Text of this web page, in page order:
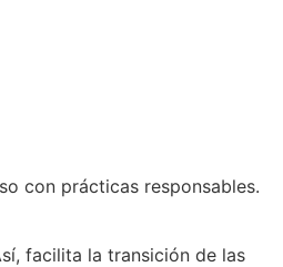
con prácticas responsables.
facilita la transición de las